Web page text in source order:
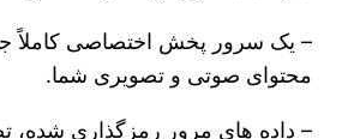
– یک سرور پخش اختصاصی کاملاً
محتوای صوتی و تصویری شما.
– داده های مرور رمزگذاری شده،